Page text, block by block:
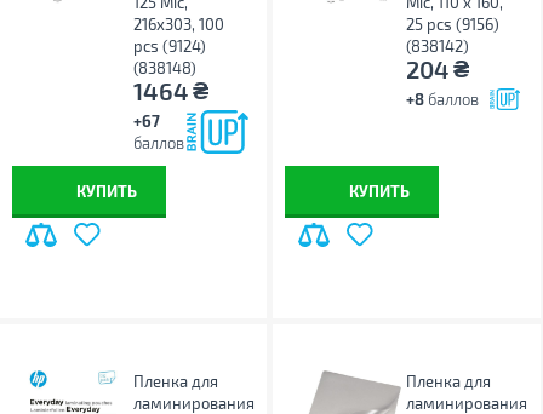
216x303, 100
pcs (9124)
(838148)
1464₴
+67
баллов
КУПИТЬ
25 pcs (9156)
(838142)
204₴
+8 баллов
КУПИТЬ
Пленка для
ламинирования
Пленка для
ламинирования